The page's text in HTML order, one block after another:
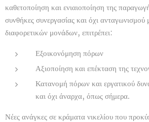
καθετοποίηση και ενιαιοποίηση της
συνθήκες συνεργασίας και όχι ανταγωνισμού
διαφορετικών μονάδων, επιτρέπει:
Εξοικονόμηση πόρων
Αξιοποίηση και επέκταση της
Κατανομή πόρων και εργατικού
και όχι άναρχα, όπως σήμερα.
Νέες ανάγκες σε κράματα νικελίου που